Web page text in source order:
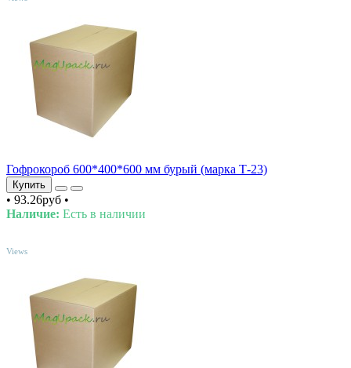
Гофрокороб 600*400*600 мм бурый (марка Т-23)
Купить
• 93.26руб •
Наличие: Есть в наличии
Views